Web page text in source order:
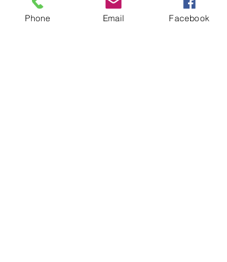
Avaliar
Phone Email Facebook